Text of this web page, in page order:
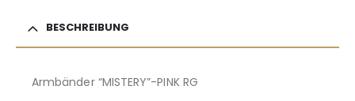
BESCHREIBUNG
Armbänder “MISTERY”-PINK RG